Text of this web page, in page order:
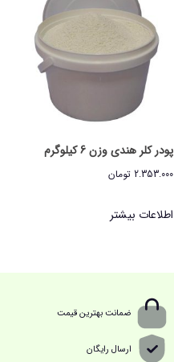
پودر کلر هندی وزن 6 کیلوگرم
2.353.000 تومان
اطلاعات بیشتر
ضمانت بهترین قیمت
ارسال رایگان